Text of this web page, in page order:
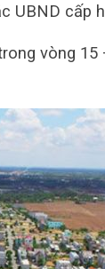
UBND cấp
vòng